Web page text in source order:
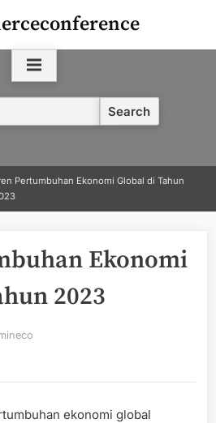
Pertumbuhan Ekonomi Global di Tahun
Ekonomi
2023
ekonomi global